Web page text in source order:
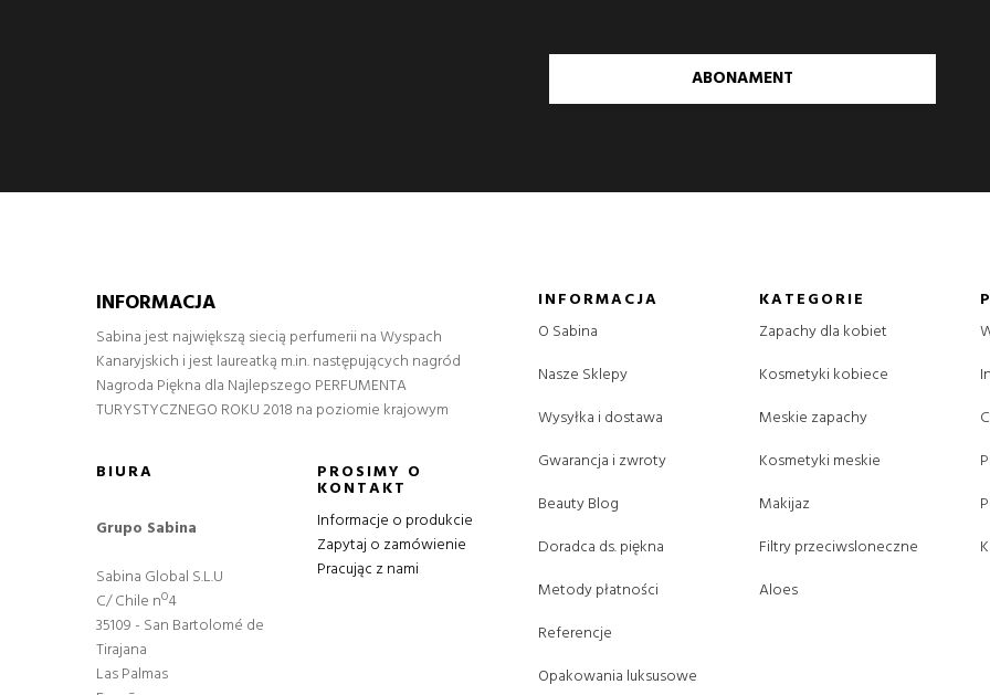
ABONAMENT
INFORMACJA
Sabina jest największą siecią perfumerii na Wyspach
Kanaryjskich i jest laureatką m.in. następujących nagród
Nagroda Piękna dla Najlepszego PERFUMENTA
TURYSTYCZNEGO ROKU 2018 na poziomie krajowym
BIURA
Grupo Sabina
Sabina Global S.L.U
C/ Chile nº4
35109 - San Bartolomé de
Tirajana
Las Palmas
PROSIMY O
KONTAKT
Informacje o produkcie
Zapytaj o zamówienie
Pracując z nami
INFORMACJA
O Sabina
Nasze Sklepy
Wysyłka i dostawa
Gwarancja i zwroty
Beauty Blog
Doradca ds. piękna
Metody płatności
Referencje
Opakowania luksusowe
KATEGORIE
Zapachy dla kobiet
Kosmetyki kobiece
Meskie zapachy
Kosmetyki meskie
Makijaz
Filtry przeciwsloneczne
Aloes